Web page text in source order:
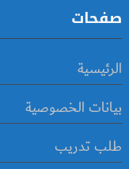
صفحات
الرئيسية
بيانات الخصوصية
طلب تدريب